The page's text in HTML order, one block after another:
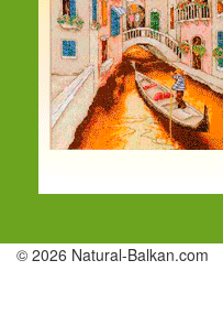
© 2026 Natural-Balkan.com